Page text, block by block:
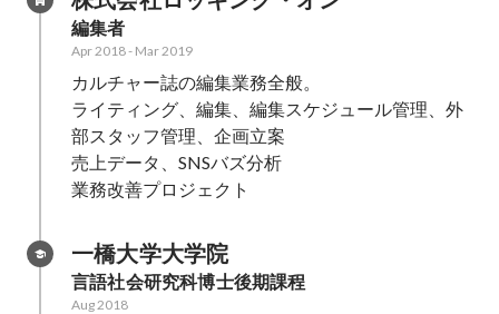
編集者
Apr 2018- Mar 2019
カルチャー誌の編集業務全般。
ライティング、編集、編集スケジュール管理、外
部スタッフ管理、企画立案
売上データ、SNSバズ分析
業務改善プロジェクト
一橋大学大学院
言語社会研究科博士後期課程
Aug 2018